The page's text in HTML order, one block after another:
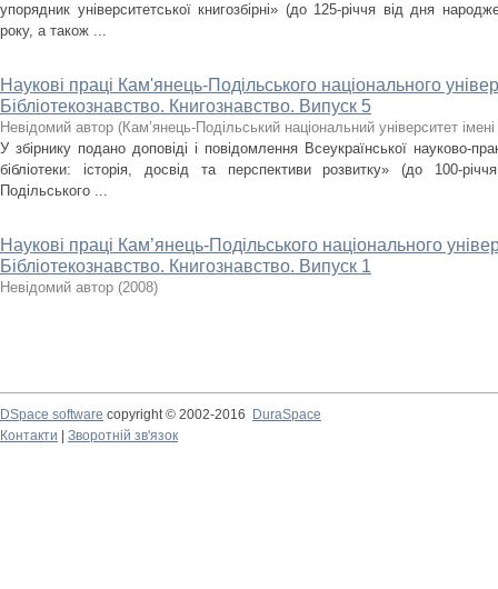
упорядник університетської книгозбірні» (до 125-річчя від дня
року, а також ...
Наукові праці Кам'янець-Подільського національного
Бібліотекознавство. Книгознавство. Випуск 5
Невідомий автор (Кам’янець-Подільський національний університет
У збірнику подано доповіді і повідомлення Всеукраїнської науково-
бібліотеки: історія, досвід та перспективи розвитку» (до 100-
Подільського ...
Наукові праці Кам’янець-Подільського національного
Бібліотекознавство. Книгознавство. Випуск 1
Невідомий автор (2008)
DSpace software copyright © 2002-2016
DuraSpace
Контакти
Зворотній зв'язок